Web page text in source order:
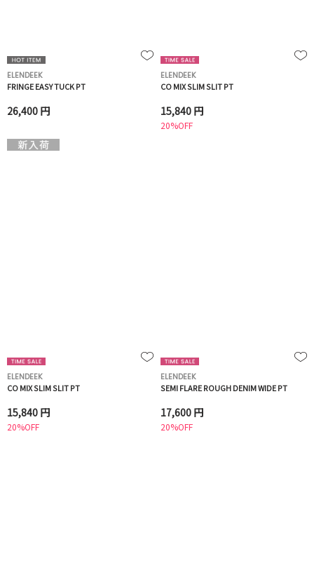
ELENDEEK
FRINGE EASY TUCK PT
26,400 円
ELENDEEK
CO MIX SLIM SLIT PT
15,840 円
20%OFF
ELENDEEK
CO MIX SLIM SLIT PT
15,840 円
20%OFF
ELENDEEK
SEMI FLARE ROUGH DENIM WIDE PT
17,600 円
20%OFF